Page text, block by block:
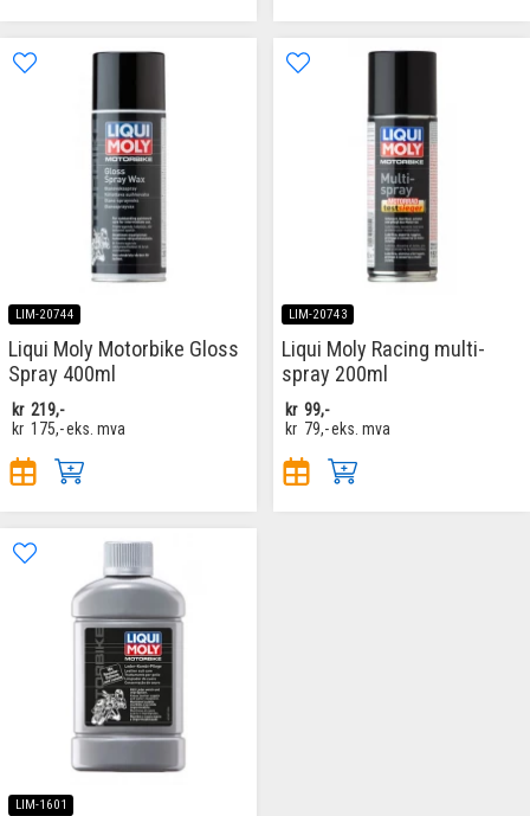
LIM-20744
Liqui Moly Motorbike Gloss
Spray 400ml
kr 219,-
kr 175,-eks. mva
LIM-20743
Liqui Moly Racing multi-
spray 200ml
kr 99,-
kr 79,-eks. mva
LIM-1601